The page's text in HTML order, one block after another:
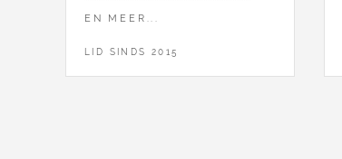
EN MEER...
LID SINDS 2015